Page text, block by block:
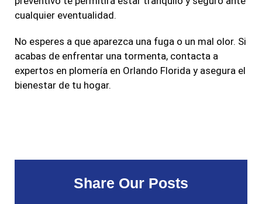
Share Our Posts
cualquier eventualidad.
No esperes a que aparezca una fuga o un mal olor. Si
acabas de enfrentar una tormenta, contacta a
expertos en plomería en Orlando Florida y asegura el
bienestar de tu hogar.